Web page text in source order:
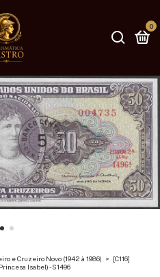
0
e Cruzeiro Novo (1942 à 1986) > [C116]
Isabel) - S1496